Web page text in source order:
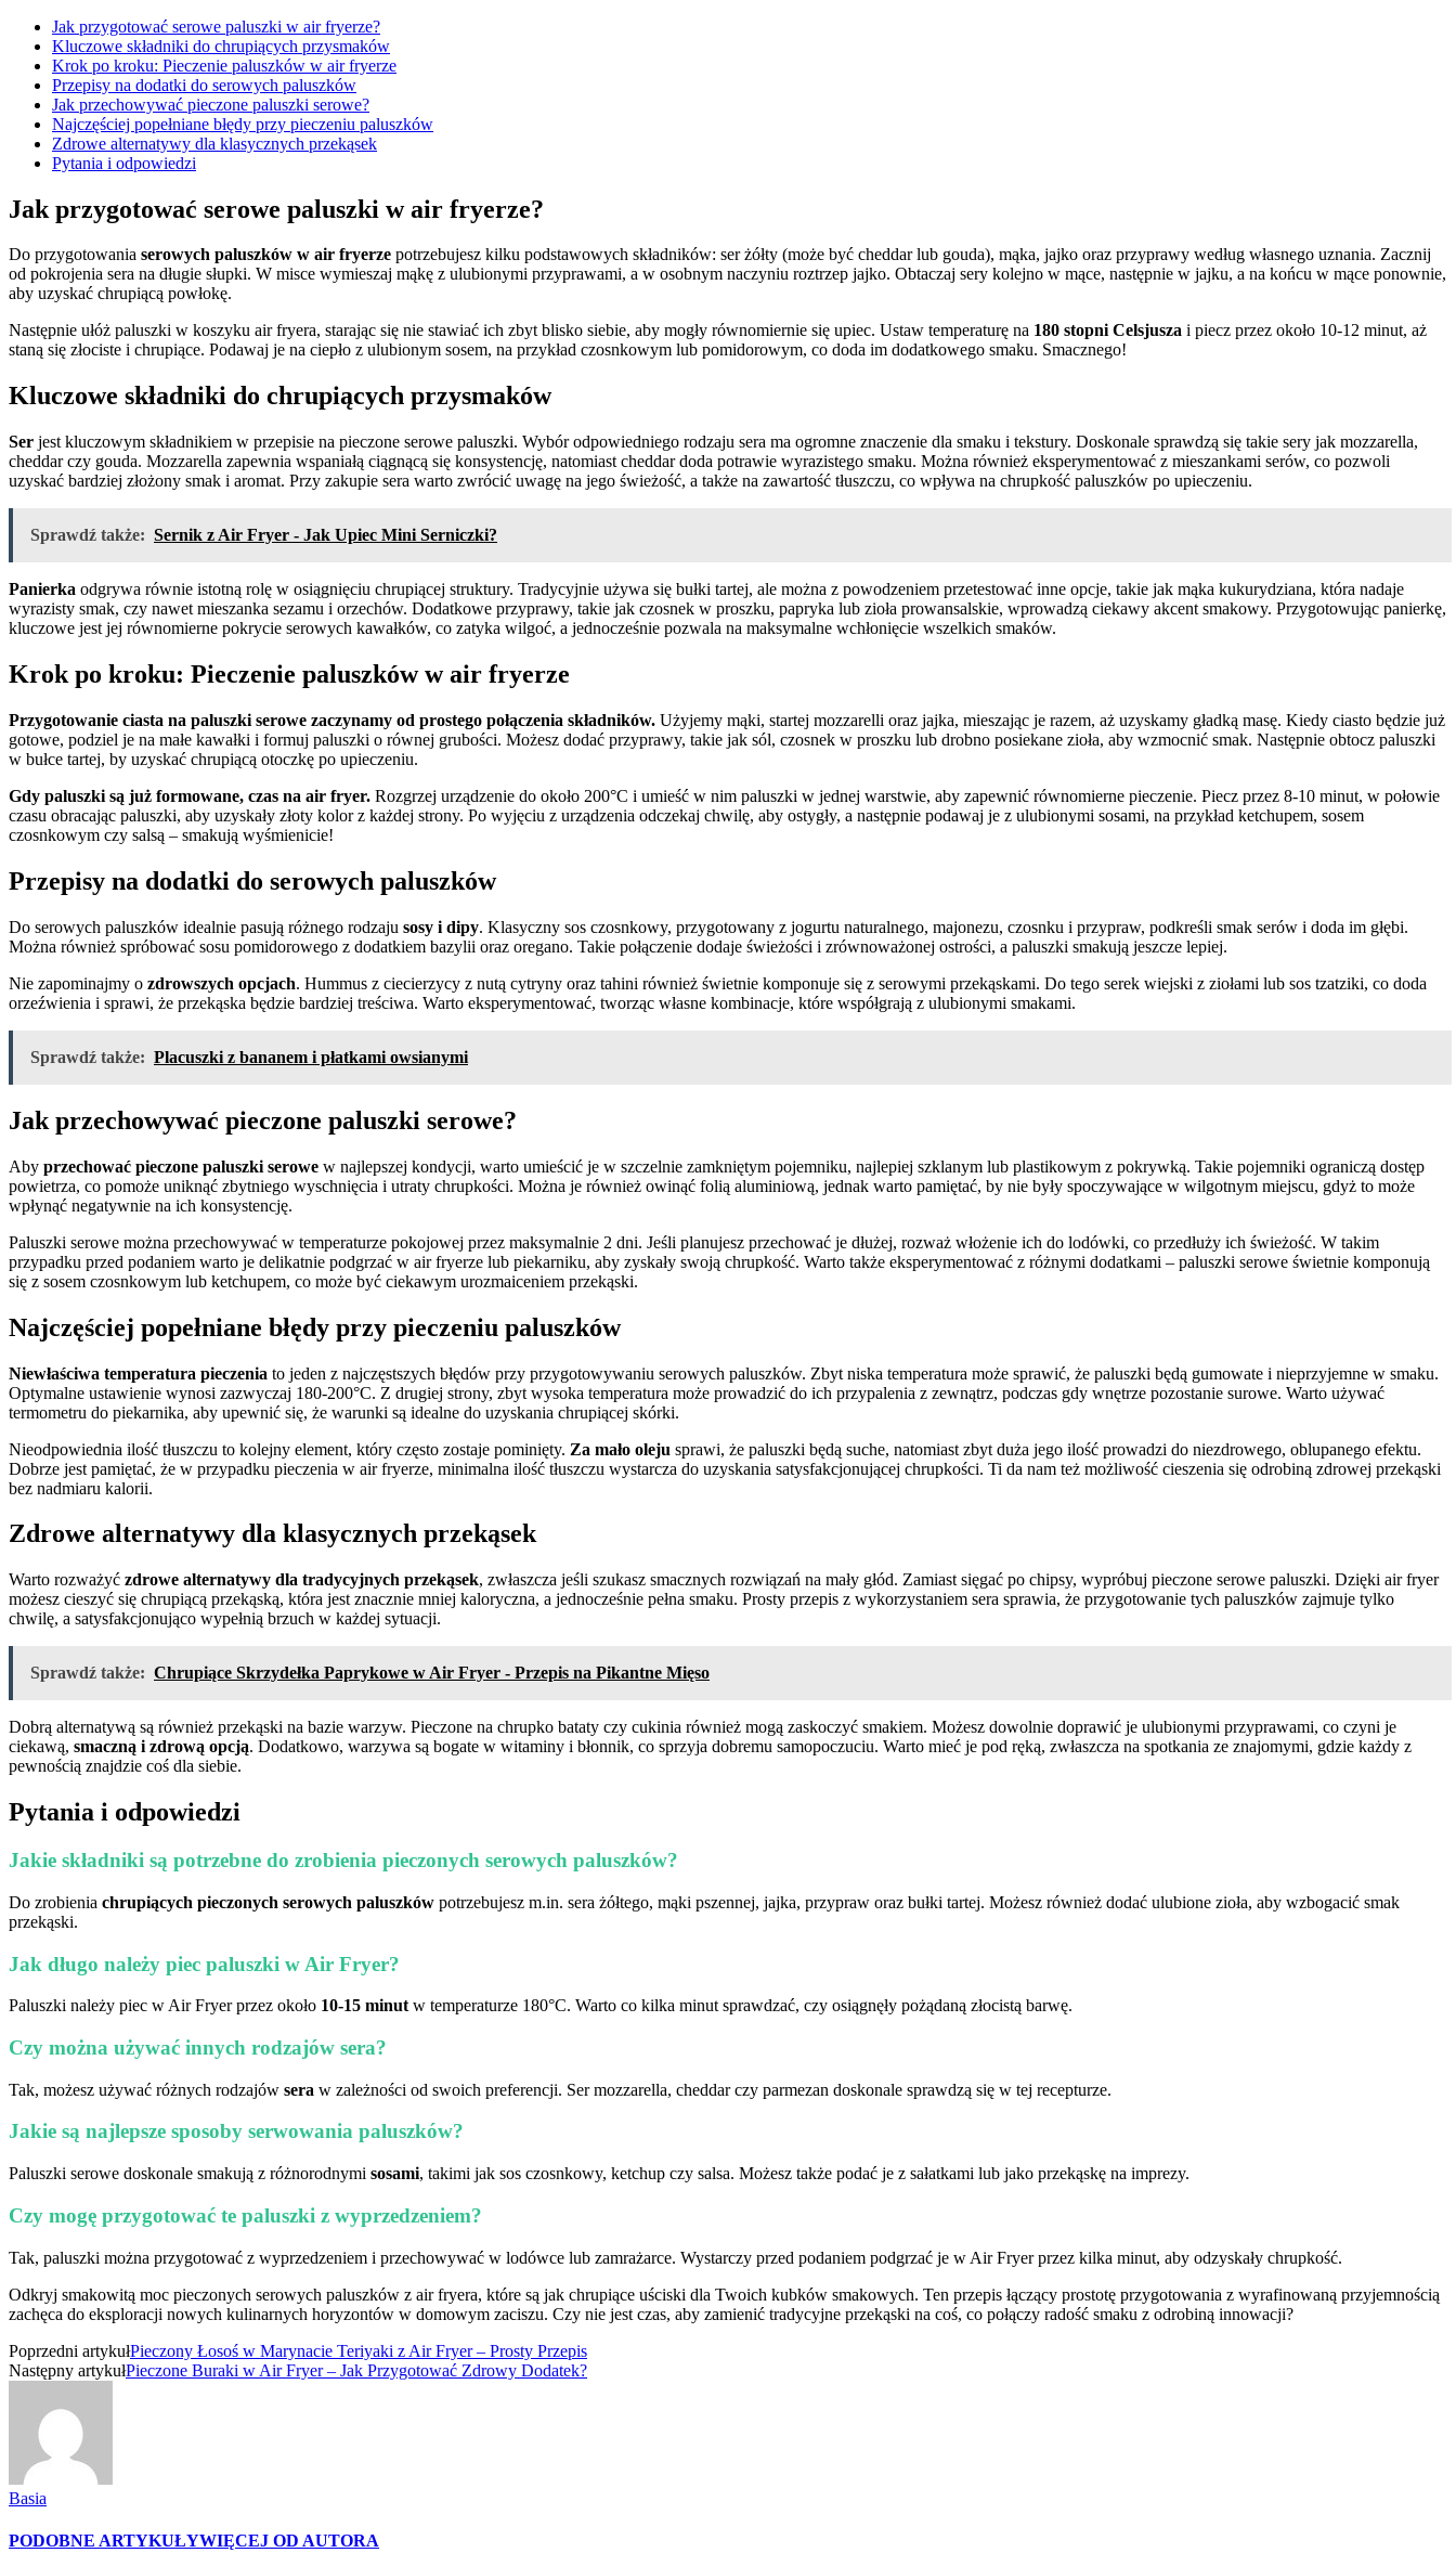
Jak przygotować serowe paluszki w air fryerze?
Kluczowe składniki do chrupiących przysmaków
Krok po kroku: Pieczenie paluszków w air fryerze
Przepisy na dodatki do serowych paluszków
Jak przechowywać pieczone paluszki serowe?
Najczęściej popełniane błędy przy pieczeniu paluszków
Zdrowe alternatywy dla klasycznych przekąsek
Pytania i odpowiedzi
Jak przygotować serowe paluszki w air fryerze?
Do przygotowania serowych paluszków w air fryerze potrzebujesz kilku podstawowych składników: ser żółty (może być cheddar lub gouda), mąka, jajko oraz przyprawy według własnego uznania. Zacznij
od pokrojenia sera na długie słupki. W misce wymieszaj mąkę z ulubionymi przyprawami, a w osobnym naczyniu roztrzep jajko. Obtaczaj sery kolejno w mące, następnie w jajku, a na końcu w mące ponownie,
aby uzyskać chrupiącą powłokę.
Następnie ułóż paluszki w koszyku air fryera, starając się nie stawiać ich zbyt blisko siebie, aby mogły równomiernie się upiec. Ustaw temperaturę na 180 stopni Celsjusza i piecz przez około 10-12 minut, aż
staną się złociste i chrupiące. Podawaj je na ciepło z ulubionym sosem, na przykład czosnkowym lub pomidorowym, co doda im dodatkowego smaku. Smacznego!
Kluczowe składniki do chrupiących przysmaków
Ser jest kluczowym składnikiem w przepisie na pieczone serowe paluszki. Wybór odpowiedniego rodzaju sera ma ogromne znaczenie dla smaku i tekstury. Doskonale sprawdzą się takie sery jak mozzarella,
cheddar czy gouda. Mozzarella zapewnia wspaniałą ciągnącą się konsystencję, natomiast cheddar doda potrawie wyrazistego smaku. Można również eksperymentować z mieszankami serów, co pozwoli
uzyskać bardziej złożony smak i aromat. Przy zakupie sera warto zwrócić uwagę na jego świeżość, a także na zawartość tłuszczu, co wpływa na chrupkość paluszków po upieczeniu.
Sprawdź także: Sernik z Air Fryer - Jak Upiec Mini Serniczki?
Panierka odgrywa równie istotną rolę w osiągnięciu chrupiącej struktury. Tradycyjnie używa się bułki tartej, ale można z powodzeniem przetestować inne opcje, takie jak mąka kukurydziana, która nadaje
wyrazisty smak, czy nawet mieszanka sezamu i orzechów. Dodatkowe przyprawy, takie jak czosnek w proszku, papryka lub zioła prowansalskie, wprowadzą ciekawy akcent smakowy. Przygotowując panierkę,
kluczowe jest jej równomierne pokrycie serowych kawałków, co zatyka wilgoć, a jednocześnie pozwala na maksymalne wchłonięcie wszelkich smaków.
Krok po kroku: Pieczenie paluszków w air fryerze
Przygotowanie ciasta na paluszki serowe zaczynamy od prostego połączenia składników. Użyjemy mąki, startej mozzarelli oraz jajka, mieszając je razem, aż uzyskamy gładką masę. Kiedy ciasto będzie już
gotowe, podziel je na małe kawałki i formuj paluszki o równej grubości. Możesz dodać przyprawy, takie jak sól, czosnek w proszku lub drobno posiekane zioła, aby wzmocnić smak. Następnie obtocz paluszki
w bułce tartej, by uzyskać chrupiącą otoczkę po upieczeniu.
Gdy paluszki są już formowane, czas na air fryer. Rozgrzej urządzenie do około 200°C i umieść w nim paluszki w jednej warstwie, aby zapewnić równomierne pieczenie. Piecz przez 8-10 minut, w połowie
czasu obracając paluszki, aby uzyskały złoty kolor z każdej strony. Po wyjęciu z urządzenia odczekaj chwilę, aby ostygły, a następnie podawaj je z ulubionymi sosami, na przykład ketchupem, sosem
czosnkowym czy salsą – smakują wyśmienicie!
Przepisy na dodatki do serowych paluszków
Do serowych paluszków idealnie pasują różnego rodzaju sosy i dipy. Klasyczny sos czosnkowy, przygotowany z jogurtu naturalnego, majonezu, czosnku i przypraw, podkreśli smak serów i doda im głębi.
Można również spróbować sosu pomidorowego z dodatkiem bazylii oraz oregano. Takie połączenie dodaje świeżości i zrównoważonej ostrości, a paluszki smakują jeszcze lepiej.
Nie zapominajmy o zdrowszych opcjach. Hummus z ciecierzycy z nutą cytryny oraz tahini również świetnie komponuje się z serowymi przekąskami. Do tego serek wiejski z ziołami lub sos tzatziki, co doda
orzeźwienia i sprawi, że przekąska będzie bardziej treściwa. Warto eksperymentować, tworząc własne kombinacje, które współgrają z ulubionymi smakami.
Sprawdź także: Placuszki z bananem i płatkami owsianymi
Jak przechowywać pieczone paluszki serowe?
Aby przechować pieczone paluszki serowe w najlepszej kondycji, warto umieścić je w szczelnie zamkniętym pojemniku, najlepiej szklanym lub plastikowym z pokrywką. Takie pojemniki ograniczą dostęp
powietrza, co pomoże uniknąć zbytniego wyschnięcia i utraty chrupkości. Można je również owinąć folią aluminiową, jednak warto pamiętać, by nie były spoczywające w wilgotnym miejscu, gdyż to może
wpłynąć negatywnie na ich konsystencję.
Paluszki serowe można przechowywać w temperaturze pokojowej przez maksymalnie 2 dni. Jeśli planujesz przechować je dłużej, rozważ włożenie ich do lodówki, co przedłuży ich świeżość. W takim
przypadku przed podaniem warto je delikatnie podgrzać w air fryerze lub piekarniku, aby zyskały swoją chrupkość. Warto także eksperymentować z różnymi dodatkami – paluszki serowe świetnie komponują
się z sosem czosnkowym lub ketchupem, co może być ciekawym urozmaiceniem przekąski.
Najczęściej popełniane błędy przy pieczeniu paluszków
Niewłaściwa temperatura pieczenia to jeden z najczęstszych błędów przy przygotowywaniu serowych paluszków. Zbyt niska temperatura może sprawić, że paluszki będą gumowate i nieprzyjemne w smaku.
Optymalne ustawienie wynosi zazwyczaj 180-200°C. Z drugiej strony, zbyt wysoka temperatura może prowadzić do ich przypalenia z zewnątrz, podczas gdy wnętrze pozostanie surowe. Warto używać
termometru do piekarnika, aby upewnić się, że warunki są idealne do uzyskania chrupiącej skórki.
Nieodpowiednia ilość tłuszczu to kolejny element, który często zostaje pominięty. Za mało oleju sprawi, że paluszki będą suche, natomiast zbyt duża jego ilość prowadzi do niezdrowego, oblupanego efektu.
Dobrze jest pamiętać, że w przypadku pieczenia w air fryerze, minimalna ilość tłuszczu wystarcza do uzyskania satysfakcjonującej chrupkości. Ti da nam też możliwość cieszenia się odrobiną zdrowej przekąski
bez nadmiaru kalorii.
Zdrowe alternatywy dla klasycznych przekąsek
Warto rozważyć zdrowe alternatywy dla tradycyjnych przekąsek, zwłaszcza jeśli szukasz smacznych rozwiązań na mały głód. Zamiast sięgać po chipsy, wypróbuj pieczone serowe paluszki. Dzięki air fryer
możesz cieszyć się chrupiącą przekąską, która jest znacznie mniej kaloryczna, a jednocześnie pełna smaku. Prosty przepis z wykorzystaniem sera sprawia, że przygotowanie tych paluszków zajmuje tylko
chwilę, a satysfakcjonująco wypełnią brzuch w każdej sytuacji.
Sprawdź także: Chrupiące Skrzydełka Paprykowe w Air Fryer - Przepis na Pikantne Mięso
Dobrą alternatywą są również przekąski na bazie warzyw. Pieczone na chrupko bataty czy cukinia również mogą zaskoczyć smakiem. Możesz dowolnie doprawić je ulubionymi przyprawami, co czyni je
ciekawą, smaczną i zdrową opcją. Dodatkowo, warzywa są bogate w witaminy i błonnik, co sprzyja dobremu samopoczuciu. Warto mieć je pod ręką, zwłaszcza na spotkania ze znajomymi, gdzie każdy z
pewnością znajdzie coś dla siebie.
Pytania i odpowiedzi
Jakie składniki są potrzebne do zrobienia pieczonych serowych paluszków?
Do zrobienia chrupiących pieczonych serowych paluszków potrzebujesz m.in. sera żółtego, mąki pszennej, jajka, przypraw oraz bułki tartej. Możesz również dodać ulubione zioła, aby wzbogacić smak
przekąski.
Jak długo należy piec paluszki w Air Fryer?
Paluszki należy piec w Air Fryer przez około 10-15 minut w temperaturze 180°C. Warto co kilka minut sprawdzać, czy osiągnęły pożądaną złocistą barwę.
Czy można używać innych rodzajów sera?
Tak, możesz używać różnych rodzajów sera w zależności od swoich preferencji. Ser mozzarella, cheddar czy parmezan doskonale sprawdzą się w tej recepturze.
Jakie są najlepsze sposoby serwowania paluszków?
Paluszki serowe doskonale smakują z różnorodnymi sosami, takimi jak sos czosnkowy, ketchup czy salsa. Możesz także podać je z sałatkami lub jako przekąskę na imprezy.
Czy mogę przygotować te paluszki z wyprzedzeniem?
Tak, paluszki można przygotować z wyprzedzeniem i przechowywać w lodówce lub zamrażarce. Wystarczy przed podaniem podgrzać je w Air Fryer przez kilka minut, aby odzyskały chrupkość.
Odkryj smakowitą moc pieczonych serowych paluszków z air fryera, które są jak chrupiące uściski dla Twoich kubków smakowych. Ten przepis łączący prostotę przygotowania z wyrafinowaną przyjemnością
zachęca do eksploracji nowych kulinarnych horyzontów w domowym zaciszu. Czy nie jest czas, aby zamienić tradycyjne przekąski na coś, co połączy radość smaku z odrobiną innowacji?
Poprzedni artykułPieczony Łosoś w Marynacie Teriyaki z Air Fryer – Prosty Przepis
Następny artykułPieczone Buraki w Air Fryer – Jak Przygotować Zdrowy Dodatek?
Basia
PODOBNE ARTYKUŁYWIĘCEJ OD AUTORA